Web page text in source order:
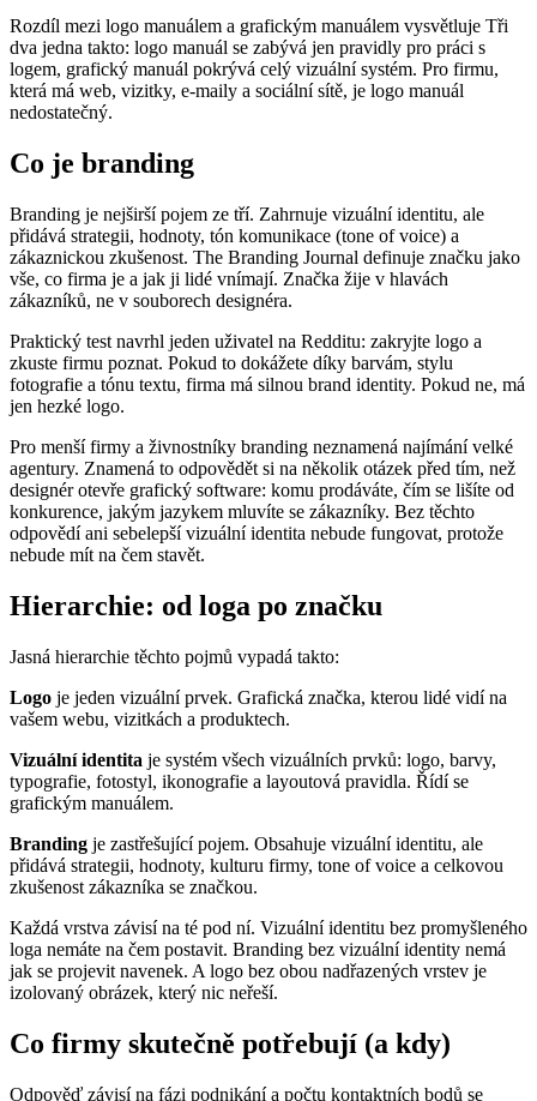
Rozdíl mezi logo manuálem a grafickým manuálem vysvětluje Tři
dva jedna takto: logo manuál se zabývá jen pravidly pro práci s
logem, grafický manuál pokrývá celý vizuální systém. Pro firmu,
která má web, vizitky, e-maily a sociální sítě, je logo manuál
nedostatečný.
Co je branding
Branding je nejširší pojem ze tří. Zahrnuje vizuální identitu, ale
přidává strategii, hodnoty, tón komunikace (tone of voice) a
zákaznickou zkušenost. The Branding Journal definuje značku jako
vše, co firma je a jak ji lidé vnímají. Značka žije v hlavách
zákazníků, ne v souborech designéra.
Praktický test navrhl jeden uživatel na Redditu: zakryjte logo a
zkuste firmu poznat. Pokud to dokážete díky barvám, stylu
fotografie a tónu textu, firma má silnou brand identity. Pokud ne, má
jen hezké logo.
Pro menší firmy a živnostníky branding neznamená najímání velké
agentury. Znamená to odpovědět si na několik otázek před tím, než
designér otevře grafický software: komu prodáváte, čím se lišíte od
konkurence, jakým jazykem mluvíte se zákazníky. Bez těchto
odpovědí ani sebelepší vizuální identita nebude fungovat, protože
nebude mít na čem stavět.
Hierarchie: od loga po značku
Jasná hierarchie těchto pojmů vypadá takto:
Logo je jeden vizuální prvek. Grafická značka, kterou lidé vidí na
vašem webu, vizitkách a produktech.
Vizuální identita je systém všech vizuálních prvků: logo, barvy,
typografie, fotostyl, ikonografie a layoutová pravidla. Řídí se
grafickým manuálem.
Branding je zastřešující pojem. Obsahuje vizuální identitu, ale
přidává strategii, hodnoty, kulturu firmy, tone of voice a celkovou
zkušenost zákazníka se značkou.
Každá vrstva závisí na té pod ní. Vizuální identitu bez promyšleného
loga nemáte na čem postavit. Branding bez vizuální identity nemá
jak se projevit navenek. A logo bez obou nadřazených vrstev je
izolovaný obrázek, který nic neřeší.
Co firmy skutečně potřebují (a kdy)
Odpověď závisí na fázi podnikání a počtu kontaktních bodů se